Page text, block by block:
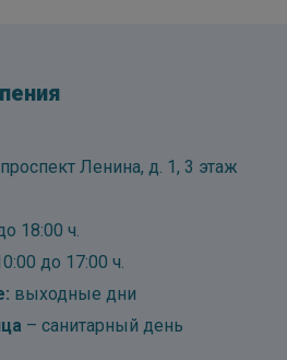
проспект Ленина, д. 1, 3 этаж
18:00 ч.
до 17:00 ч.
выходные дни
– санитарный день